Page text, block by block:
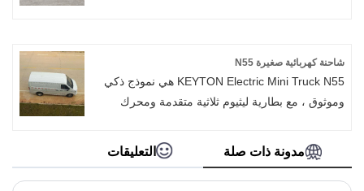
والقيمة المتميزة والأداء الصديق للبيئة-مما يجعلها
خيارًا مقنعًا للسائقين الحديثين.
شاحنة كهربائية صغيرة N55
KEYTON Electric Mini Truck N55 هي نموذج ذكي
وموثوق ، مع بطارية ليثيوم ثلاثية متقدمة ومحرك
شاحنة شرطة ، شاحنة بريد وما إلى ذلك. سيوفر
الطاقة مقارنةً بسيارة تعمل بالبنزين.
مدونة ذات صلة التعليقات